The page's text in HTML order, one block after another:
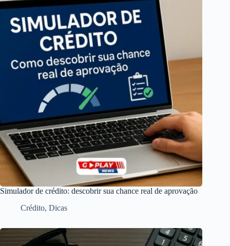
Simulador de crédito: descobrir sua chance real de aprovação
Crédito, Dicas